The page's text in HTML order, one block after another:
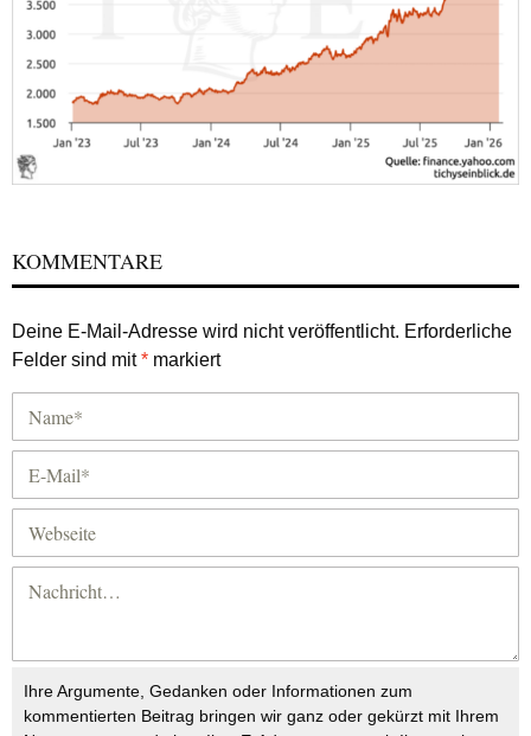
KOMMENTARE
Deine E-Mail-Adresse wird nicht veröffentlicht. Erforderliche
Felder sind mit* markiert
Ihre Argumente, Gedanken oder Informationen zum
kommentierten Beitrag bringen wir ganz oder gekürzt mit Ihrem